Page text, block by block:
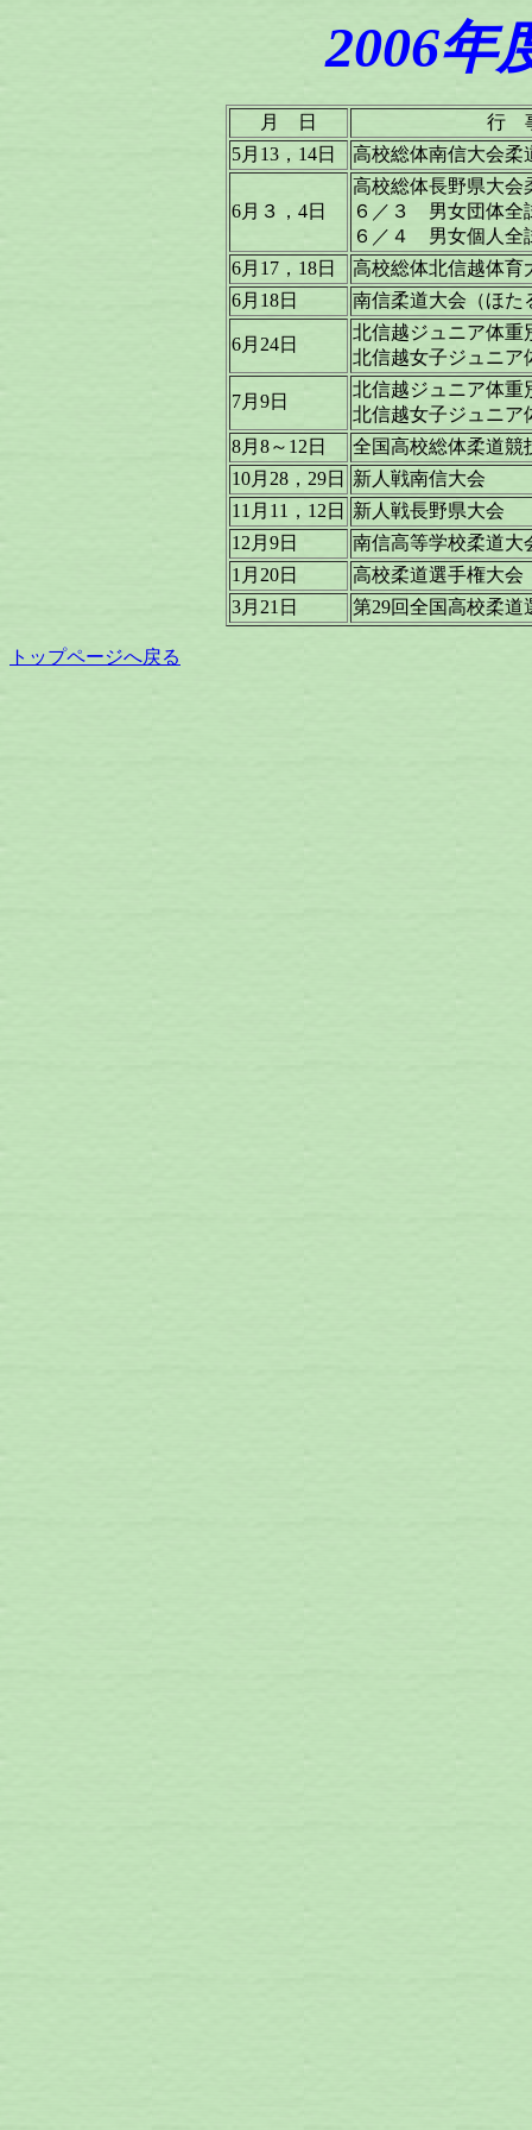
2006
月 日
行
5月13，14日
高校総体南信大会柔
6月３，4日
高校総体長野県大会
６／３ 男女団体全
６／４ 男女個人全
6月17，18日
高校総体北信越体育
6月18日
南信柔道大会（ほた
6月24日
北信越ジュニア体重
北信越女子ジュニア
7月9日
北信越ジュニア体重
北信越女子ジュニア
8月8～12日
全国高校総体柔道競
10月28，29日
新人戦南信大会
11月11，12日
新人戦長野県大会
12月9日
南信高等学校柔道大
1月20日
高校柔道選手権大会
3月21日
第29回全国高校柔道
トップページへ戻る